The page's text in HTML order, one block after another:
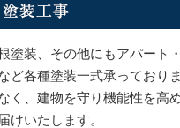
塗装、その他にもアパート
ど各種塗装一式承っており
く、建物を守り機能性を高
けいたします。